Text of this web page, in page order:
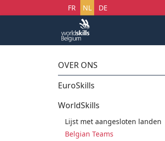
Selecteer uw taal
FR NL DE
OVER ONS
EuroSkills
WorldSkills
Lijst met aangesloten landen
Belgian Teams